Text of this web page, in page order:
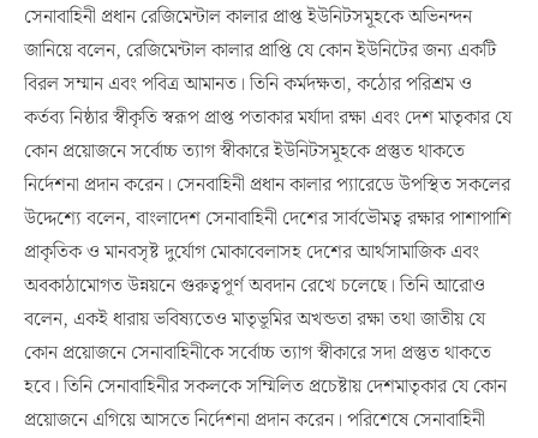
সেনাবাহিনী প্রধান রেজিমেন্টাল কালার প্রাপ্ত ইউনিটসমূহকে অভিনন্দন
জানিয়ে বলেন, রেজিমেন্টাল কালার প্রাপ্তি যে কোন ইউনিটের জন্য একটি
বিরল সম্মান এবং পবিত্র আমানত। তিনি কর্মদক্ষতা, কঠোর পরিশ্রম ও
কর্তব্য নিষ্ঠার স্বীকৃতি স্বরূপ প্রাপ্ত পতাকার মর্যাদা রক্ষা এবং দেশ মাতৃকার যে
কোন প্রয়োজনে সর্বোচ্চ ত্যাগ স্বীকারে ইউনিটসমূহকে প্রস্তুত থাকতে
নির্দেশনা প্রদান করেন। সেনবাহিনী প্রধান কালার প্যারেডে উপস্থিত সকলের
উদ্দেশ্যে বলেন, বাংলাদেশ সেনাবাহিনী দেশের সার্বভৌমত্ব রক্ষার পাশাপাশি
প্রাকৃতিক ও মানবসৃষ্ট দুর্যোগ মোকাবেলাসহ দেশের আর্থসামাজিক এবং
অবকাঠামোগত উন্নয়নে গুরুত্বপূর্ণ অবদান রেখে চলেছে। তিনি আরোও
বলেন, একই ধারায় ভবিষ্যতেও মাতৃভূমির অখন্ডতা রক্ষা তথা জাতীয় যে
কোন প্রয়োজনে সেনাবাহিনীকে সর্বোচ্চ ত্যাগ স্বীকারে সদা প্রস্তুত থাকতে
হবে। তিনি সেনাবাহিনীর সকলকে সম্মিলিত প্রচেষ্টায় দেশমাতৃকার যে কোন
প্রয়োজনে এগিয়ে আসতে নির্দেশনা প্রদান করেন। পরিশেষে সেনাবাহিনী